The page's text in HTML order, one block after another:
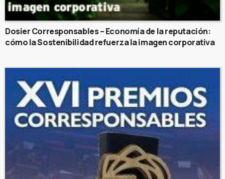
Dosier Corresponsables – Economía de la reputación:
cómo la Sostenibilidad refuerza la imagen corporativa